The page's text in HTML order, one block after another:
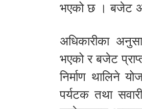
भएको छ । बजेट
अधिकारीका
भएको र बजेट
निर्माण थालिने
पर्यटक तथा